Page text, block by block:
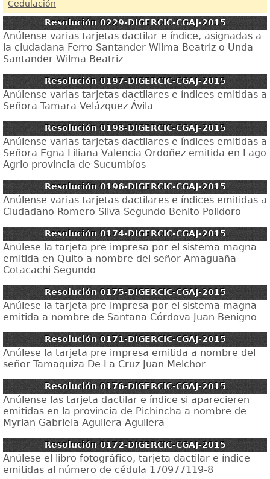
Cedulación
Resolución 0229-DIGERCIC-CGAJ-2015
Anúlense varias tarjetas dactilar e índice, asignadas a
la ciudadana Ferro Santander Wilma Beatriz o Unda
Santander Wilma Beatriz
Resolución 0197-DIGERCIC-CGAJ-2015
Anúlense varias tarjetas dactilares e índices emitidas a
Señora Tamara Velázquez Ávila
Resolución 0198-DIGERCIC-CGAJ-2015
Anúlense varias tarjetas dactilares e índices emitidas a
Señora Egna Liliana Valencia Ordoñez emitida en Lago
Agrio provincia de Sucumbíos
Resolución 0196-DIGERCIC-CGAJ-2015
Anúlense varias tarjetas dactilares e índices emitidas a
Ciudadano Romero Silva Segundo Benito Polidoro
Resolución 0174-DIGERCIC-CGAJ-2015
Anúlese la tarjeta pre impresa por el sistema magna
emitida en Quito a nombre del señor Amaguaña
Cotacachi Segundo
Resolución 0175-DIGERCIC-CGAJ-2015
Anúlese la tarjeta pre impresa por el sistema magna
emitida a nombre de Santana Córdova Juan Benigno
Resolución 0171-DIGERCIC-CGAJ-2015
Anúlese la tarjeta pre impresa emitida a nombre del
señor Tamaquiza De La Cruz Juan Melchor
Resolución 0176-DIGERCIC-CGAJ-2015
Anúlense las tarjeta dactilar e índice si aparecieren
emitidas en la provincia de Pichincha a nombre de
Myrian Gabriela Aguilera Aguilera
Resolución 0172-DIGERCIC-CGAJ-2015
Anúlese el libro fotográfico, tarjeta dactilar e índice
emitidas al número de cédula 170977119-8